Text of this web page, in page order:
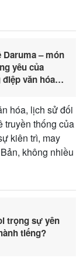
– món
yêu của
văn hóa
hóa, lịch sử đối
truyền thống của
kiên trì, may
không nhiều
trọng sự yên
tiếng?